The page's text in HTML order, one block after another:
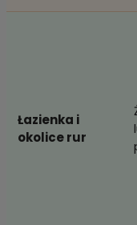
Łazienka i
okolice rur